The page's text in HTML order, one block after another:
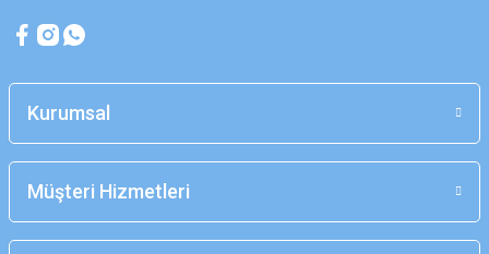
Kurumsal
Müşteri Hizmetleri